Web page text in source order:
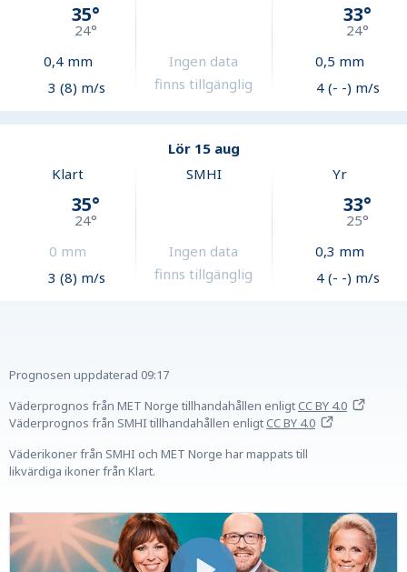
35°
24°
0,4mm
3 (8) m/s
Ingen data
finns tillgänglig
33°
24°
0,5 mm
4 (- -) m/s
Lör 15 aug
Klart
35°
24°
0 mm
3 (8) m/s
SMHI
Ingen data
finns tillgänglig
Yr
33°
25°
0,3 mm
4 (- -) m/s
Prognosen uppdaterad 09:17
Väderprognos från MET Norge tillhandahållen enligtCC BY 4.0
Väderprognos från SMHI tillhandahållen enligtCC BY 4.0
Väderikoner från SMHI och MET Norge har mappats till
likvärdiga ikoner från Klart.